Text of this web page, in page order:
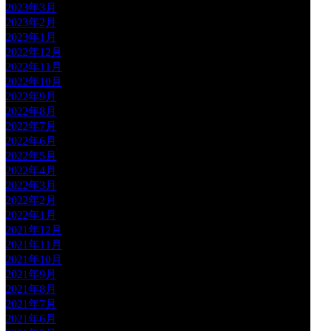
2023年3月
2023年2月
2023年1月
2022年12月
2022年11月
2022年10月
2022年9月
2022年8月
2022年7月
2022年6月
2022年5月
2022年4月
2022年3月
2022年2月
2022年1月
2021年12月
2021年11月
2021年10月
2021年9月
2021年8月
2021年7月
2021年6月